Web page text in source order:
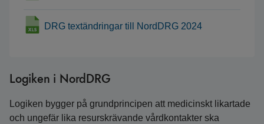
DRG textändringar till NordDRG 2024
Logiken i NordDRG
Logiken bygger på grundprincipen att medicinskt likartade
och ungefär lika resurskrävande vårdkontakter ska